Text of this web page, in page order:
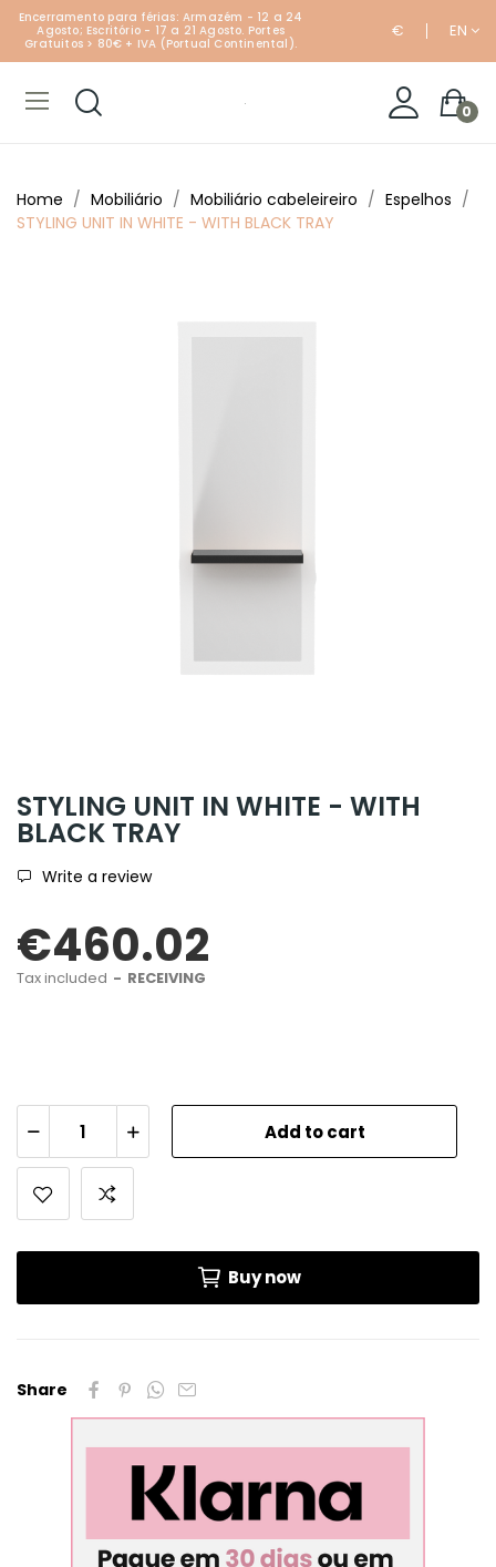
Encerramento para férias: Armazém - 12 a 24
Agosto; Escritório - 17 a 21 Agosto. Portes
Gratuitos > 80€ + IVA (Portual Continental).
€ EN
0
Home Mobiliário Mobiliário cabeleireiro
Espelhos
STYLING UNIT IN WHITE - WITH BLACK TRAY
STYLING UNIT IN WHITE - WITH
BLACK TRAY
Write a review
€460.02
Tax included RECEIVING
Add to cart
Buy now
Share